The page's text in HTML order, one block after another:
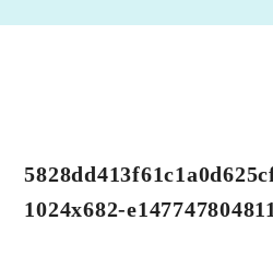
1024x682-